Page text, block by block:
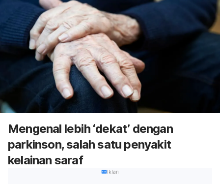
Mengenal lebih ‘dekat’ dengan
parkinson, salah satu penyakit
kelainan saraf
Iklan